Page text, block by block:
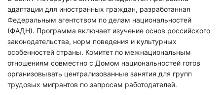
адаптации для иностранных граждан, разработанная
Федеральным агентством по делам национальностей
(ФАДН). Программа включает изучение основ российского
законодательства, норм поведения и культурных
особенностей страны. Комитет по межнациональным
отношениям совместно с Домом национальностей готов
организовывать централизованные занятия для групп
трудовых мигрантов по запросам работодателей.